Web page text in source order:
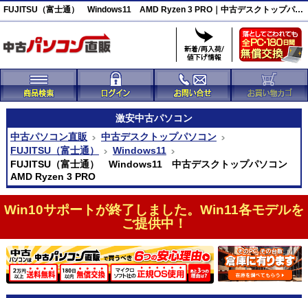
FUJITSU（富士通） Windows11 AMD Ryzen 3 PRO｜中古デスクトップパソコン｜中古パソコン直販
激安中古パソコン
中古パソコン直販
中古デスクトップパソコン
FUJITSU（富士通）
Windows11
FUJITSU（富士通） Windows11 中古デスクトップパソコン
AMD Ryzen 3 PRO
Win10サポートが終了しました。Win11各モデルを
ご提供中！